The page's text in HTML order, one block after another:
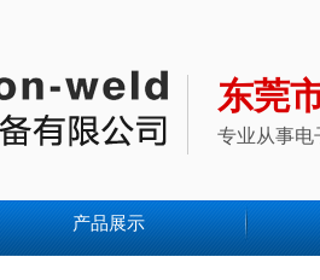
东莞
专业从事电
产品展示